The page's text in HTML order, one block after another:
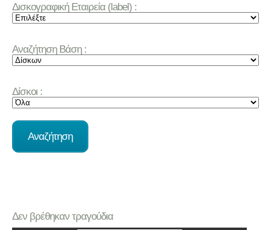
Δισκογραφική Εταιρεία (label) :
Αναζήτηση Βάση :
Δίσκοι :
Δεν βρέθηκαν τραγούδια